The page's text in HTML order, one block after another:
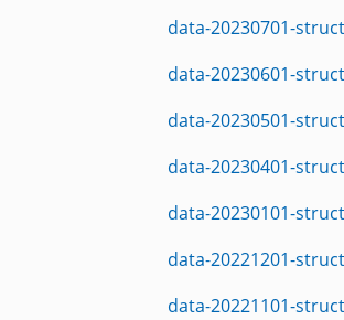
data-20230701-
data-20230601-
data-20230501-
data-20230401-
data-20230101-
data-20221201-
data-20221101-